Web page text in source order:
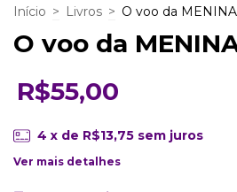
Início > Livros > O voo da
O voo da
R$55,00
4 x de R$13,75 sem juros
Ver mais detalhes